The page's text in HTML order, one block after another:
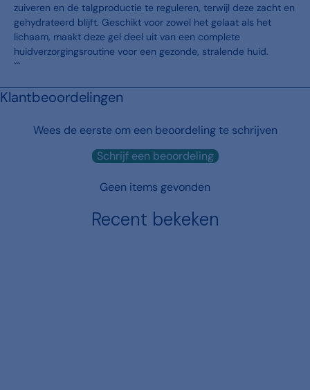
zuiveren en de talgproductie te reguleren, terwijl deze zacht en
gehydrateerd blijft. Geschikt voor zowel het gelaat als het
lichaam, maakt deze gel deel uit van een complete
huidverzorgingsroutine voor een gezonde, stralende huid.
```
Klantbeoordelingen
Wees de eerste om een beoordeling te schrijven
Schrijf een beoordeling
Geen items gevonden
Recent bekeken